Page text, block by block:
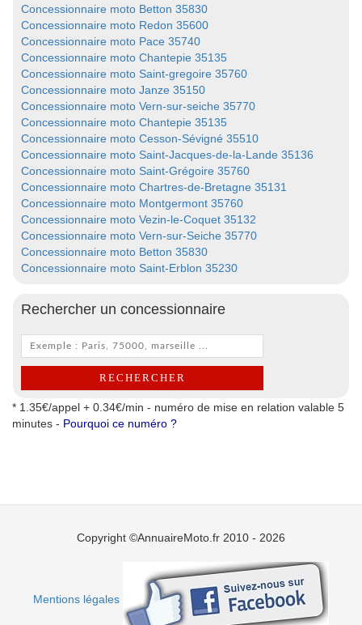
Concessionnaire moto Betton 35830
Concessionnaire moto Redon 35600
Concessionnaire moto Pace 35740
Concessionnaire moto Chantepie 35135
Concessionnaire moto Saint-gregoire 35760
Concessionnaire moto Janze 35150
Concessionnaire moto Vern-sur-seiche 35770
Concessionnaire moto Chantepie 35135
Concessionnaire moto Cesson-Sévigné 35510
Concessionnaire moto Saint-Jacques-de-la-Lande 35136
Concessionnaire moto Saint-Grégoire 35760
Concessionnaire moto Chartres-de-Bretagne 35131
Concessionnaire moto Montgermont 35760
Concessionnaire moto Vezin-le-Coquet 35132
Concessionnaire moto Vern-sur-Seiche 35770
Concessionnaire moto Betton 35830
Concessionnaire moto Saint-Erblon 35230
Rechercher un concessionnaire
* 1.35€/appel + 0.34€/min - numéro de mise en relation valable 5
minutes - Pourquoi ce numéro ?
Copyright ©AnnuaireMoto.fr 2010 - 2026
Mentions légales